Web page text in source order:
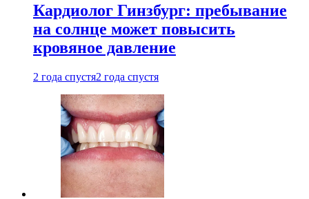
Кардиолог Гинзбург: пребывание
на солнце может повысить
кровяное давление
2 года спустя2 года спустя